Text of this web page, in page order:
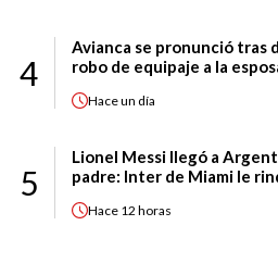
4
Avianca se pronunció tras
robo de equipaje a la
Haceun día
5
Lionel Messi llegó a
padre: Inter de Miami le
Hace 12 horas